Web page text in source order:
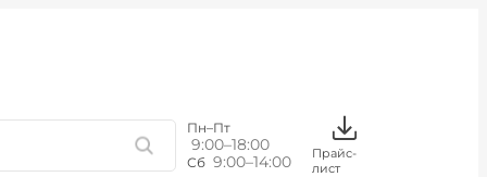
Пн–Пт
9:00–18:00
Сб 9:00–14:00
Прайс-
лист